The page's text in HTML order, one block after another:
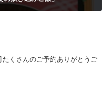
たくさんのご予約ありがとうご